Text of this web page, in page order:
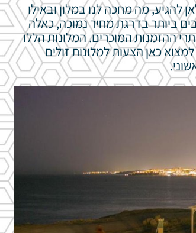
מה מחכה לנו במלון ובאילו
ביותר בדרגת מחיר נמוכה, כאלה
ההזמנות המוכרים. המלונות הללו
כאן הצעות למלונות זולים